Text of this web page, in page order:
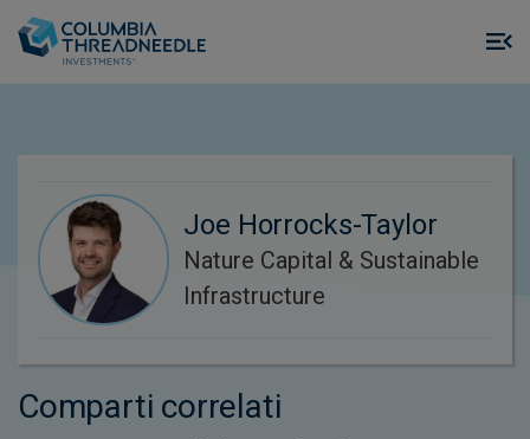
Joe Horrocks-Taylor
Nature Capital & Sustainable
Infrastructure
Comparti correlati